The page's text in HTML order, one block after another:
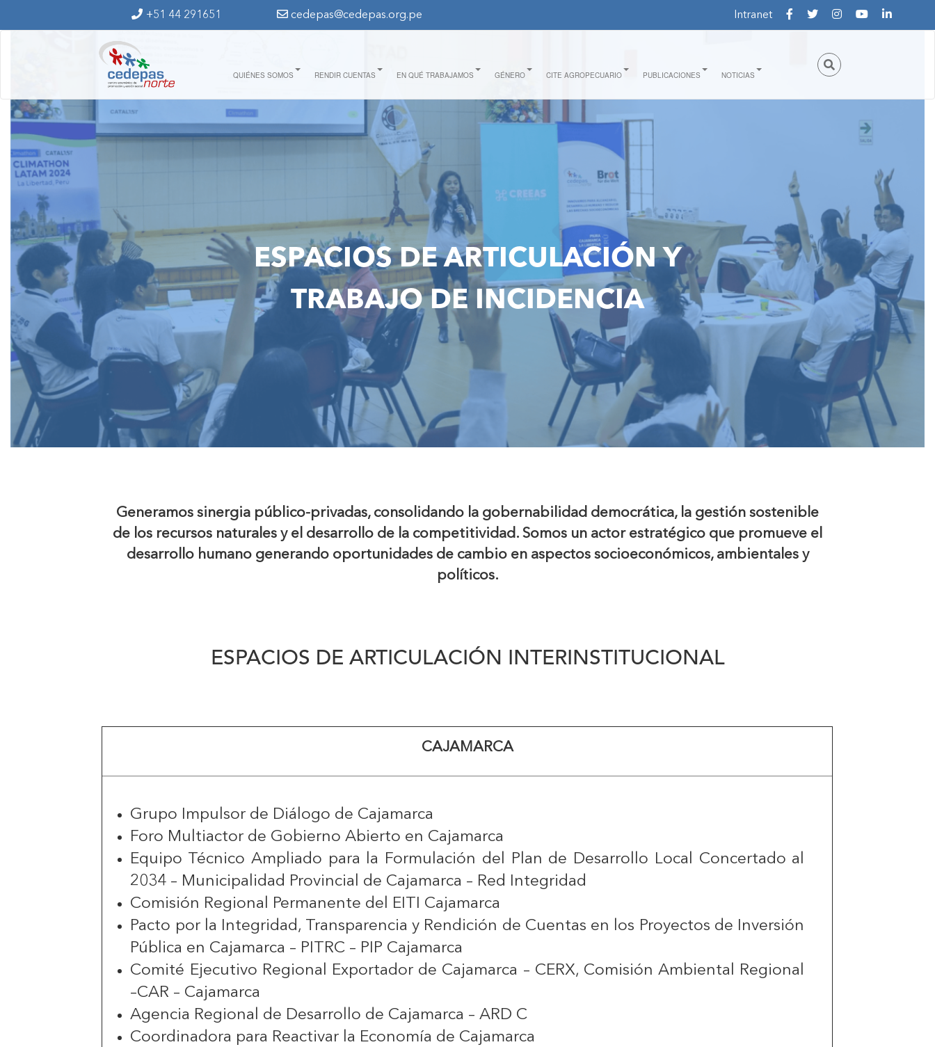
+51 44 291651 cedepas@cedepas.org.pe Intranet
QUIÉNES SOMOS RENDIR CUENTAS EN QUÉ TRABAJAMOS GÉNERO CITE AGROPECUARIO PUBLICACIONES NOTICIAS
ESPACIOS DE ARTICULACIÓN Y
TRABAJO DE INCIDENCIA
Generamos sinergia público-privadas, consolidando la gobernabilidad democrática, la gestión sostenible
de los recursos naturales y el desarrollo de la competitividad. Somos un actor estratégico que promueve el
desarrollo humano generando oportunidades de cambio en aspectos socioeconómicos, ambientales y
políticos.
ESPACIOS DE ARTICULACIÓN INTERINSTITUCIONAL
CAJAMARCA
Grupo Impulsor de Diálogo de Cajamarca
Foro Multiactor de Gobierno Abierto en Cajamarca
Equipo Técnico Ampliado para la Formulación del Plan de Desarrollo Local Concertado al
2034 – Municipalidad Provincial de Cajamarca – Red Integridad
Comisión Regional Permanente del EITI Cajamarca
Pacto por la Integridad, Transparencia y Rendición de Cuentas en los Proyectos de Inversión
Pública en Cajamarca – PITRC – PIP Cajamarca
Comité Ejecutivo Regional Exportador de Cajamarca – CERX, Comisión Ambiental Regional
–CAR – Cajamarca
Agencia Regional de Desarrollo de Cajamarca – ARD C
Coordinadora para Reactivar la Economía de Cajamarca